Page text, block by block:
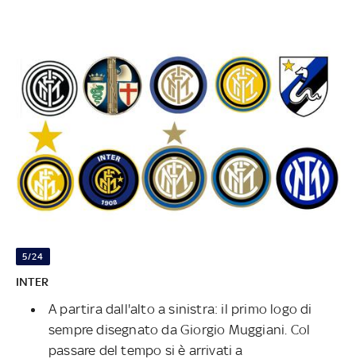
5/24
INTER
A partira dall'alto a sinistra: il primo logo di
sempre disegnato da Giorgio Muggiani. Col
passare del tempo si è arrivati a